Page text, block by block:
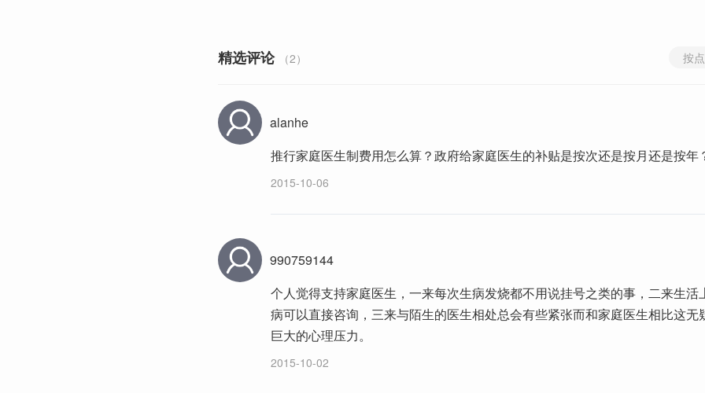
精选评论 （2） 按
alanhe
推行家庭医生制费用怎么算？政府给家庭医生的补贴是按次还是按月还是按年
2015-10-06
990759144
个人觉得支持家庭医生，一来每次生病发烧都不用说挂号之类的事，二来生活
病可以直接咨询，三来与陌生的医生相处总会有些紧张而和家庭医生相比这无
巨大的心理压力。
2015-10-02